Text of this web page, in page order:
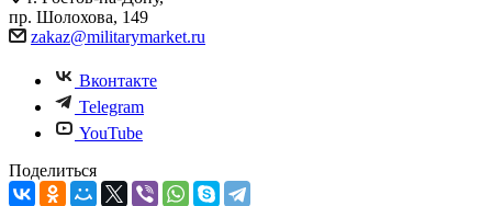
пр. Шолохова, 149
zakaz@militarymarket.ru
Вконтакте
Telegram
YouTube
Поделиться